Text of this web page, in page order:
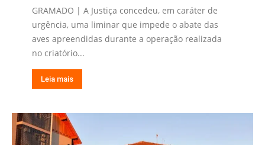
GRAMADO | A Justiça concedeu, em caráter de
urgência, uma liminar que impede o abate das
aves apreendidas durante a operação realizada
no criatório...
Leia mais